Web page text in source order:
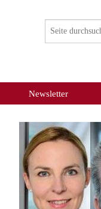
Newsletter